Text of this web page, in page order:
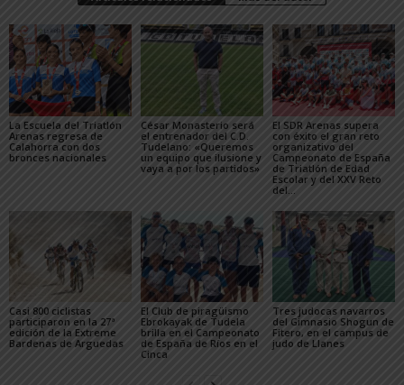
La Escuela del Triatlón
Arenas regresa de
Calahorra con dos
bronces nacionales
César Monasterio será
el entrenador del C.D.
Tudelano: «Queremos
un equipo que ilusione y
vaya a por los partidos»
El SDR Arenas supera
con éxito el gran reto
organizativo del
Campeonato de España
de Triatlón de Edad
Escolar y del XXV Reto
del...
Casi 800 ciclistas
participaron en la 27ª
edición de la Extreme
Bardenas de Arguedas
El Club de piragüismo
Ebrokayak de Tudela
brilla en el Campeonato
de España de Ríos en el
Cinca
Tres judocas navarros
del Gimnasio Shogun de
Fitero, en el campus de
judo de Llanes